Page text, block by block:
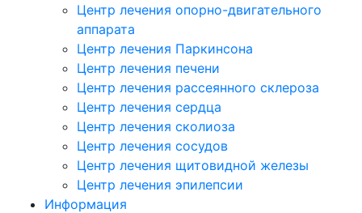
Центр лечения опорно-двигательного
аппарата
Центр лечения Паркинсона
Центр лечения печени
Центр лечения рассеянного склероза
Центр лечения сердца
Центр лечения сколиоза
Центр лечения сосудов
Центр лечения щитовидной железы
Центр лечения эпилепсии
Информация